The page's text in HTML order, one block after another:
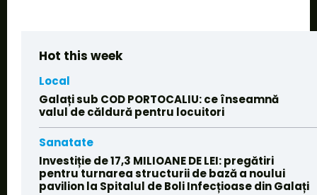
Hot this week
Local
Galați sub COD PORTOCALIU: ce înseamnă
valul de căldură pentru locuitori
Sanatate
Investiție de 17,3 MILIOANE DE LEI: pregătiri
pentru turnarea structurii de bază a noului
pavilion la Spitalul de Boli Infecțioase din Galați